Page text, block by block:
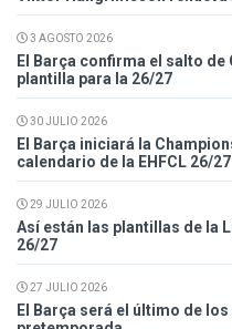
3 AGOSTO 2026
El Barça confirma el salto de
plantilla para la 26/27
30 JULIO 2026
El Barça iniciará la
calendario de la EHFCL 26/27
29 JULIO 2026
Así están las plantillas de la
26/27
27 JULIO 2026
El Barça será el último de